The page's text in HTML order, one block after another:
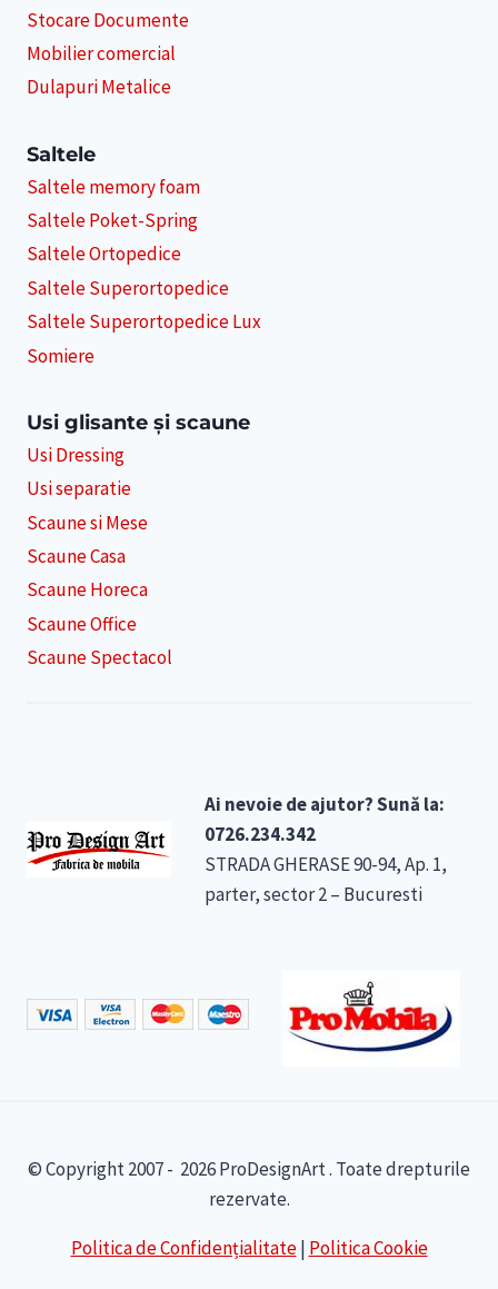
Stocare Documente
Mobilier comercial
Dulapuri Metalice
Saltele
Saltele memory foam
Saltele Poket-Spring
Saltele Ortopedice
Saltele Superortopedice
Saltele Superortopedice Lux
Somiere
Usi glisante și scaune
Usi Dressing
Usi separatie
Scaune si Mese
Scaune Casa
Scaune Horeca
Scaune Office
Scaune Spectacol
Ai nevoie de ajutor? Sună la:
0726.234.342
STRADA GHERASE 90-94, Ap. 1,
parter, sector 2 – Bucuresti
© Copyright 2007 - 2026 ProDesignArt . Toate drepturile
rezervate.
Politica de Confidențialitate| Politica Cookie